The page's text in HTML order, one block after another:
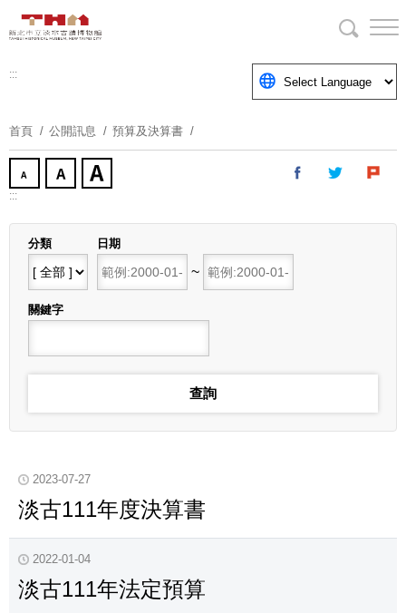
到
要
塊
:::
首頁 公開訊息 預算及決算書
:::
分類
日期
開始日期
~
關鍵字
2023-07-27
淡古111年度決算書
2022-01-04
淡古111年法定預算